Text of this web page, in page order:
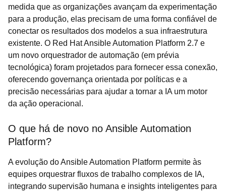
medida que as organizações avançam da experimentação
para a produção, elas precisam de uma forma confiável de
conectar os resultados dos modelos a sua infraestrutura
existente. O Red Hat Ansible Automation Platform 2.7 e
um novo orquestrador de automação (em prévia
tecnológica) foram projetados para fornecer essa conexão,
oferecendo governança orientada por políticas e a
precisão necessárias para ajudar a tornar a IA um motor
da ação operacional.
O que há de novo no Ansible Automation
Platform?
A evolução do Ansible Automation Platform permite às
equipes orquestrar fluxos de trabalho complexos de IA,
integrando supervisão humana e insights inteligentes para